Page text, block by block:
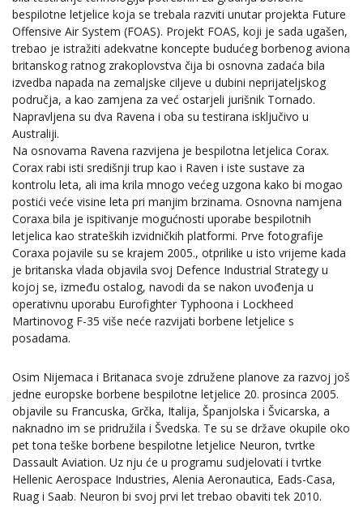
bespilotne letjelice koja se trebala razviti unutar projekta Future
Offensive Air System (FOAS). Projekt FOAS, koji je sada ugašen,
trebao je istražiti adekvatne koncepte budućeg borbenog aviona
britanskog ratnog zrakoplovstva čija bi osnovna zadaća bila
izvedba napada na zemaljske ciljeve u dubini neprijateljskog
područja, a kao zamjena za već ostarjeli jurišnik Tornado.
Napravljena su dva Ravena i oba su testirana isključivo u
Australiji.
Na osnovama Ravena razvijena je bespilotna letjelica Corax.
Corax rabi isti središnji trup kao i Raven i iste sustave za
kontrolu leta, ali ima krila mnogo većeg uzgona kako bi mogao
postići veće visine leta pri manjim brzinama. Osnovna namjena
Coraxa bila je ispitivanje mogućnosti uporabe bespilotnih
letjelica kao strateških izvidničkih platformi. Prve fotografije
Coraxa pojavile su se krajem 2005., otprilike u isto vrijeme kada
je britanska vlada objavila svoj Defence Industrial Strategy u
kojoj se, između ostalog, navodi da se nakon uvođenja u
operativnu uporabu Eurofighter Typhoona i Lockheed
Martinovog F-35 više neće razvijati borbene letjelice s
posadama.
Osim Nijemaca i Britanaca svoje združene planove za razvoj još
jedne europske borbene bespilotne letjelice 20. prosinca 2005.
objavile su Francuska, Grčka, Italija, Španjolska i Švicarska, a
naknadno im se pridružila i Švedska. Te su se države okupile oko
pet tona teške borbene bespilotne letjelice Neuron, tvrtke
Dassault Aviation. Uz nju će u programu sudjelovati i tvrtke
Hellenic Aerospace Industries, Alenia Aeronautica, Eads-Casa,
Ruag i Saab. Neuron bi svoj prvi let trebao obaviti tek 2010.